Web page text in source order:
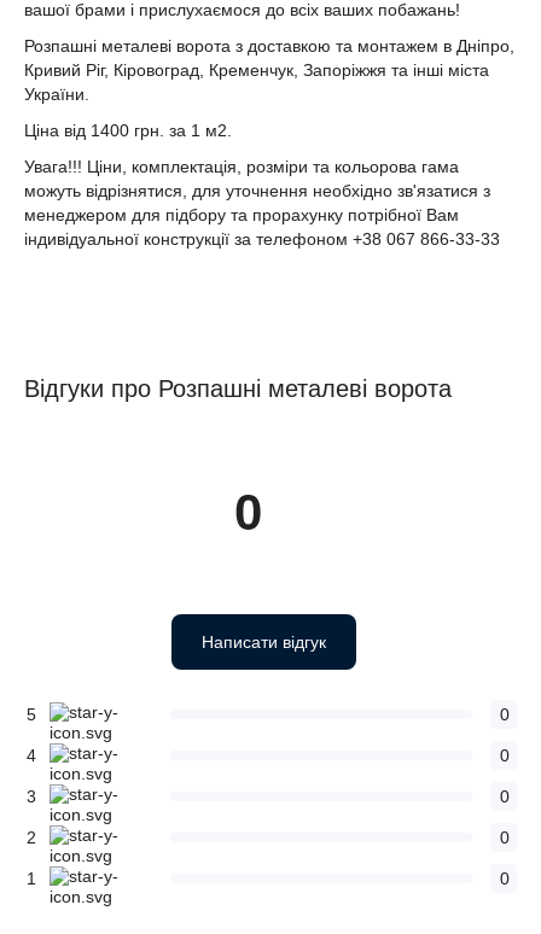
вашої брами і прислухаємося до всіх ваших побажань!
Розпашні металеві ворота з доставкою та монтажем в Дніпро,
Кривий Ріг, Кіровоград, Кременчук, Запоріжжя та інші міста
України.
Ціна від 1400 грн. за 1 м2.
Увага!!! Ціни, комплектація, розміри та кольорова гама
можуть відрізнятися, для уточнення необхідно зв'язатися з
менеджером для підбору та прорахунку потрібної Вам
індивідуальної конструкції за телефоном +38 067 866-33-33
Відгуки про Розпашні металеві ворота
0
Написати відгук
5 0
4 0
3 0
2 0
1 0